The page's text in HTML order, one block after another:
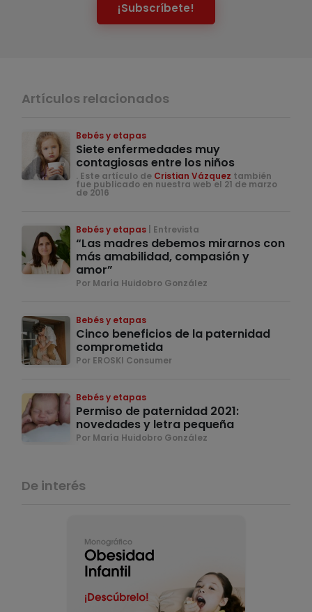
¡Subscríbete!
Artículos relacionados
Bebés y etapas
Siete enfermedades muy
contagiosas entre los niños
. Este artículo de Cristian Vázquez también
fue publicado en nuestra web el 21 de marzo
de 2016
Bebés y etapas Entrevista
“Las madres debemos mirarnos con
más amabilidad, compasión y
amor”
Por María Huidobro González
Bebés y etapas
Cinco beneficios de la paternidad
comprometida
Por EROSKI Consumer
Bebés y etapas
Permiso de paternidad 2021:
novedades y letra pequeña
Por María Huidobro González
De interés